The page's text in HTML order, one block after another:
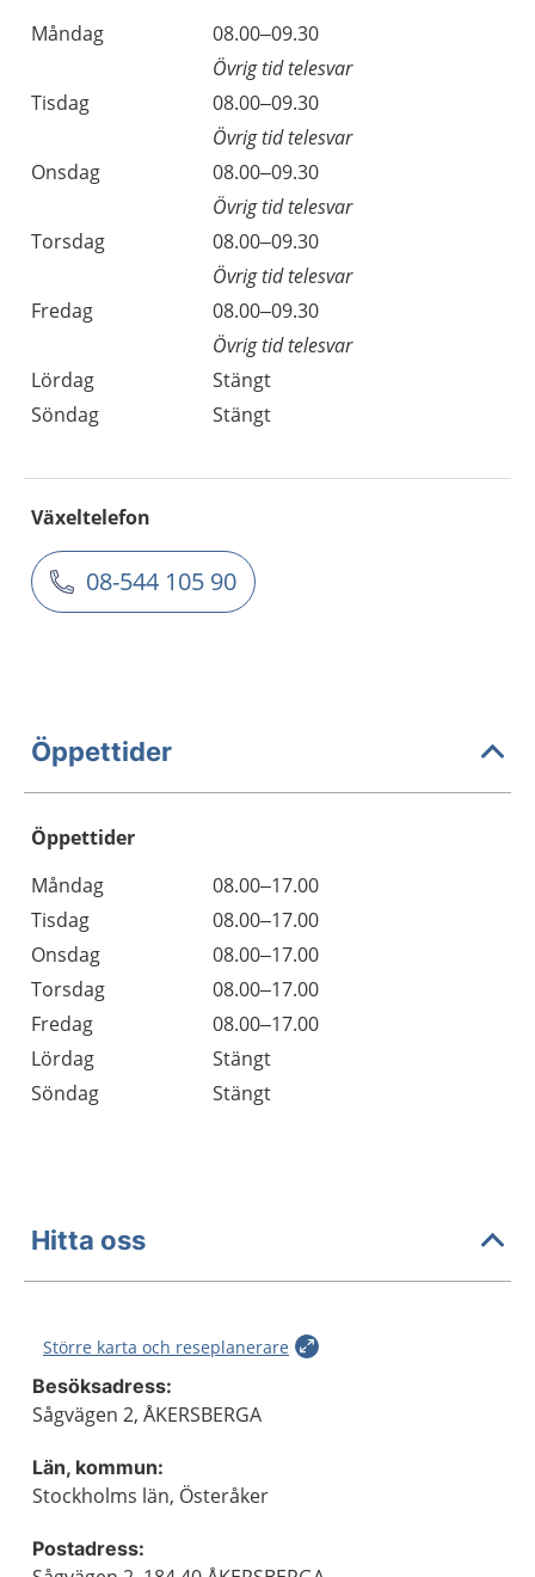
Måndag
08.00–09.30
Övrig tid telesvar
Tisdag
08.00–09.30
Övrig tid telesvar
Onsdag
08.00–09.30
Övrig tid telesvar
Torsdag
08.00–09.30
Övrig tid telesvar
Fredag
08.00–09.30
Övrig tid telesvar
Lördag
Stängt
Söndag
Stängt
Växeltelefon
08-544 105 90
Öppettider
Öppettider
Dag
Öppettider
Kommentarer
Måndag
08.00–17.00
Tisdag
08.00–17.00
Onsdag
08.00–17.00
Torsdag
08.00–17.00
Fredag
08.00–17.00
Lördag
Stängt
Söndag
Stängt
Hitta oss
Större karta och reseplanerare
Besöksadress:
Sågvägen 2, ÅKERSBERGA
Län, kommun:
Stockholms län, Österåker
Postadress: